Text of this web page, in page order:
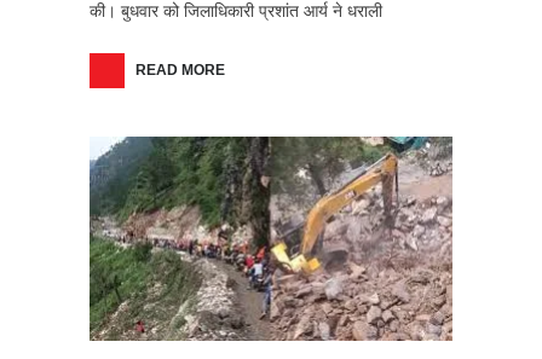
की। बुधवार को जिलाधिकारी प्रशांत आर्य ने धराली
READ MORE